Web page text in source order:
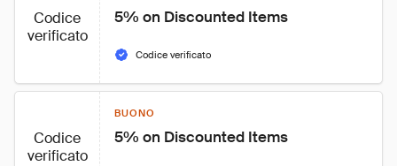
Codice
verificato
5% on Discounted Items
Codice verificato
Codice
verificato
BUONO
5% on Discounted Items